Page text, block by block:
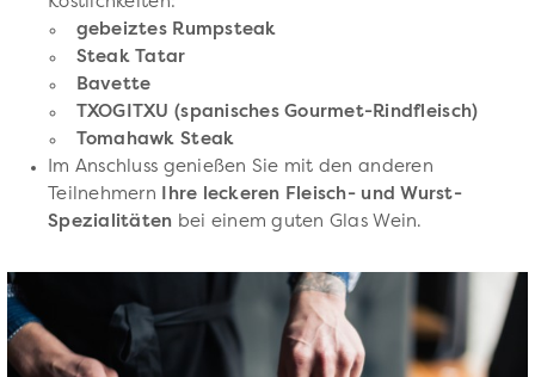
gebeiztes Rumpsteak
Steak Tatar
Bavette
TXOGITXU (spanisches Gourmet-Rindfleisch)
Tomahawk Steak
Im Anschluss genießen Sie mit den anderen
Teilnehmern
Ihre leckeren Fleisch- und Wurst-
Spezialitäten bei einem guten Glas Wein.